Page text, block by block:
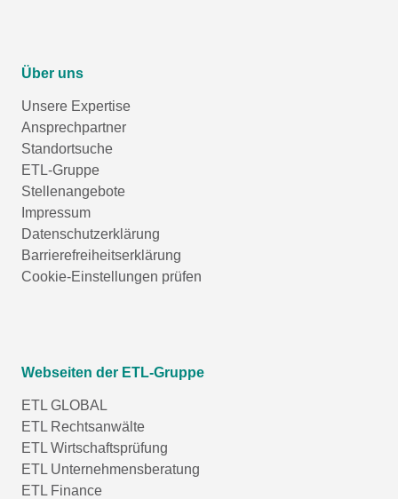
Über uns
Unsere Expertise
Ansprechpartner
Standortsuche
ETL-Gruppe
Stellenangebote
Impressum
Datenschutzerklärung
Barrierefreiheitserklärung
Cookie-Einstellungen prüfen
Webseiten der ETL-Gruppe
ETL GLOBAL
ETL Rechtsanwälte
ETL Wirtschaftsprüfung
ETL Unternehmensberatung
ETL Finance